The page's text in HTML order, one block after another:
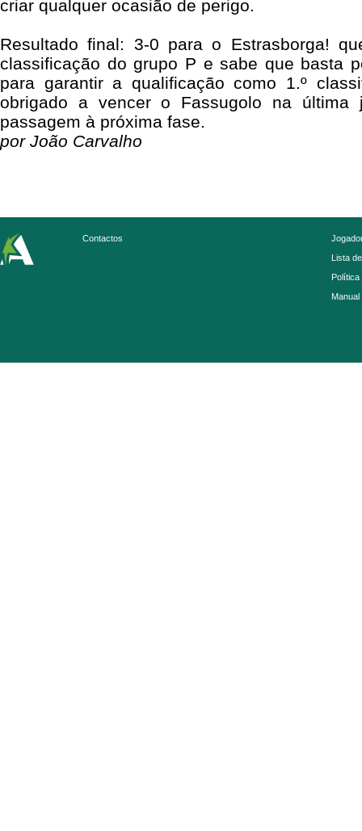
criar qualquer ocasião de perigo.
Resultado final: 3-0 para o Estrasborga!
classificação do grupo P e sabe que basta
para garantir a qualificação como 1.º
obrigado a vencer o Fassugolo na última
passagem à próxima fase.
por João Carvalho
Contactos
Lista
Política